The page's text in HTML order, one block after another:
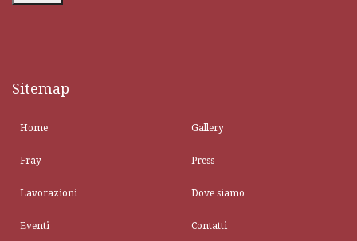
Sitemap
Home
Fray
Lavorazioni
Eventi
Gallery
Press
Dove siamo
Contatti